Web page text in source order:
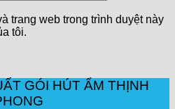
trang web trong trình duyệt này
tôi.
GÓI HÚT ẨM THỊNH